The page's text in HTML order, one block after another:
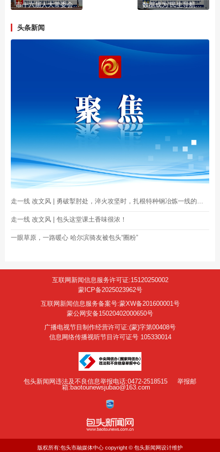
市十六届人大常委会举行第三十九次会议 数据成为“民生导航图” 让市民诉求不“空转”
头条新闻
走一线 改文风 | 勇破掣肘处，淬火攻坚时，扎根特种钢冶炼一线的他们值得！
走一线 改文风 | 包头这堂课土香味很浓！
一眼草原，一路暖心 哈尔滨骑友被包头“圈粉”
互联网新闻信息服务许可证:15120250002
蒙ICP备2025023962号
互联网新闻信息服务备案号:蒙XW备201600001号
蒙公网安备15020402000650号
广播电视节目制作经营许可证:(蒙)字第00408号
信息网络传播视听节目许可证号 105330014
包头新闻网违法及不良信息举报电话:0472-2518515
举报邮
箱:baotounewsjubao@163.com
版权所有:包头市融媒体中心 copyright © 包头新闻网设计维护